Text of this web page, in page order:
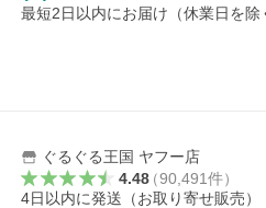
最短2日以内にお届け（休業日を除
ぐるぐる王国 ヤフー店
4.48（90,491件）
4日以内に発送（お取り寄せ販売）